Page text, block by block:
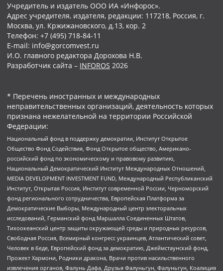
Учредитель и издатель ООО ИА «Инфорос».
Адрес учредителя, издателя, редакции: 117218, Россия, г.
Москва, ул. Кржижановского, д.13, кор. 2
Телефон: +7 (495) 718-84-11
E-mail: info@gorcomvest.ru
И.О. главного редактора Дорохова Н.В.
Разработчик сайта – INFOROS 2026
* Перечень иностранных и международных
неправительственных организаций, деятельность которых
признана нежелательной на территории Российской
Федерации:
Национальный фонд в поддержку демократии, Институт Открытое
Общество Фонд Содействия, Фонд Открытое общество, Американо-
российский фонд по экономическому и правовому развитию,
Национальный Демократический Институт Международных Отношений,
MEDIA DEVELOPMENT INVESTMENT FUND, Международный Республиканский
Институт, Открытая Россия, Институт современной России, Черноморский
фонд регионального сотрудничества, Европейская Платформа за
Демократические Выборы, Международный центр электоральных
исследований, Германский фонд Маршалла Соединенных Штатов,
Тихоокеанский центр защиты окружающей среды и природных ресурсов,
Свободная Россия, Всемирный конгресс украинцев, Атлантический совет,
Человек в беде, Европейский фонд за демократию, Джеймстаунский фонд,
Прожект Хармони, Родники дракона, Врачи против насильственного
извлечения органов, Фалунь Дафа, Друзья Фалуньгун, Фалуньгун, Коалиция